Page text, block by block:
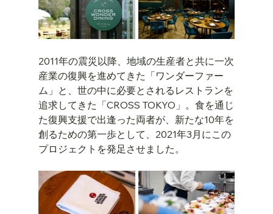
2011年の震災以降、地域の生産者と共に一次
産業の復興を進めてきた「ワンダーファー
ム」と、世の中に必要とされるレストランを
追求してきた「CROSS TOKYO」。食を通じ
た復興支援で出逢った両者が、新たな10年を
創るための第一歩として、2021年3月にこの
プロジェクトを発足させました。